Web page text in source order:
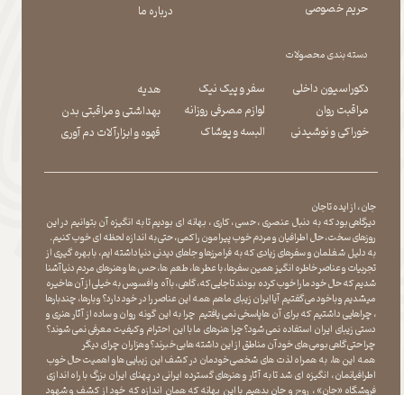
دسته بندی محصولات
حریم خصوصی
درباره ما
دکوراسیون داخلی
مراقبت روان
​​​​​​​خوراکی و نوشیدنی
سفر و پیک نیک
لوازم مصرفی روزانه
​​​​​​​البسه و پوشاک
هدیه
بهداشتی و مراقبتی بدن
​​​​​​​قهوه و ابزارآلات دم آوری
جان ، از ایده تا جان
دیرگاهی بود که به دنبال عنصری ، حسی ، کاری ، بهانه ای بودیم تا به انگیزه آن بتوانیم در این
روزهای سخت ، حال اطرافیان و مردم خوب پیرامون را کمی ، حتی به اندازه لحظه ای خوب کنیم.
به دلیل شغلمان و سفرهای زیادی که به فرامرزها و جاهای دیدنی دنیا داشته ایم، با بهره گیری از
تجربیات و عناصر خاطره انگیز همین سفرها ، با عطر ها ، طعم ها ، حس ها و هنرهای مردم دنیا آشنا
شدیم که حال خود ما را خوب کرده بودند تا جایی که، گاهی ، با آه و افسوس به خیلی از آن ها خیره
میشدیم و با خود می گفتیم آیا ایران زیبای ما هم همه این عناصر را در خود دارد؟ و بارها ، چندبارها
، چراهایی داشتیم که برای آن ها پاسخی نمی یافتیم چرا به این گونه روان و ساده از آثار هنری و
دستی زیبای ایران استفاده نمی شود؟چرا هنرهای ما با این احترام و کیفیت معرفی نمی شوند؟
چرا حتی گاهی بومی های خود آن مناطق از این داشته ها بی خبرند؟و هزاران چرای دیگر
​​​​​​​ همه این ها، به همراه لذت های شخصی خودمان در کشف این زیبایی ها و اهمیت حال خوب
اطرافیانمان ، انگیزه ای شد تا به آثار و هنرهای گسترده ایرانی در پهنای ایران بزرگ با راه اندازی
فروشگاه «جان» ، روح و جان بدهیم با این بهانه که همان اندازه که خود از کشف و شهود